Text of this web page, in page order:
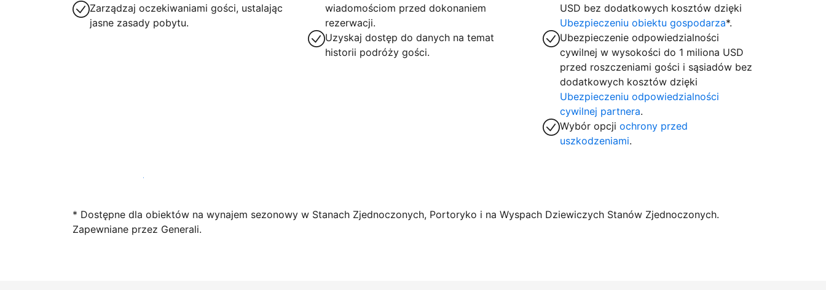
Zarządzaj oczekiwaniami gości, ustalając
jasne zasady pobytu.
wiadomościom przed dokonaniem
rezerwacji.
Uzyskaj dostęp do danych na temat
historii podróży gości.
USD bez dodatkowych kosztów dzięki
Ubezpieczeniu obiektu gospodarza*.
Ubezpieczenie odpowiedzialności
cywilnej w wysokości do 1 miliona USD
przed roszczeniami gości i sąsiadów bez
dodatkowych kosztów dzięki
Ubezpieczeniu odpowiedzialności
cywilnej partnera.
Wybór opcjiochrony przed
uszkodzeniami.
Zarejestruj obiekt już dziś
* Dostępne dla obiektów na wynajem sezonowy w Stanach Zjednoczonych, Portoryko i na Wyspach Dziewiczych Stanów Zjednoczonych.
Zapewniane przez Generali.